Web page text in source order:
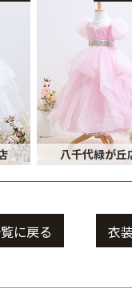
八千代緑が丘
に戻る 衣